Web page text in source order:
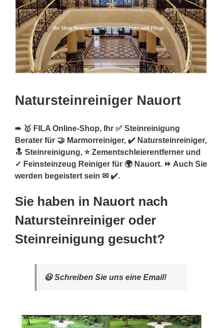
Natursteinreiniger Nauort
➨ 🥇 FILA Online-Shop, Ihr ✅ Steinreinigung
Berater für 🤝 Marmorreiniger, ✔️ Natursteinreiniger,
🔝 Steinreinigung, ⭐ Zementschleierentferner und
✓ Feinsteinzeug Reiniger für 🌍 Nauort. ⏩ Auch Sie
werden begeistert sein ✉ ✔️.
Sie haben in Nauort nach
Natursteinreiniger oder
Steinreinigung gesucht?
😃 Schreiben Sie uns eine Email!